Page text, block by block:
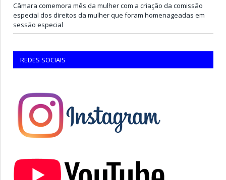
Câmara comemora mês da mulher com a criação da comissão
especial dos direitos da mulher que foram homenageadas em
sessão especial
REDES SOCIAIS